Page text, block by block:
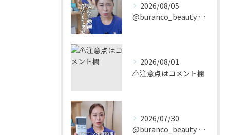
2026/08/05
@buranco_beauty 歴12年の知見と根本美容💆‍...
2026/08/01
⚠️注意点はコメント欄
2026/07/30
@buranco_beauty 歴12年の知見と根本美容💆‍...